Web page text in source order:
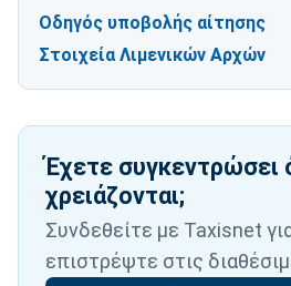
Οδηγός υποβολής αίτησης
Στοιχεία Λιμενικών Αρχών
Έχετε συγκεντρώσει
χρειάζονται;
Συνδεθείτε με Taxisnet
επιστρέψτε στις